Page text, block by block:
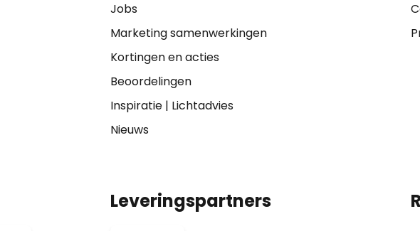
Jobs
Marketing samenwerkingen
Kortingen en acties
Beoordelingen
Inspiratie| Lichtadvies
Nieuws
Leveringspartners